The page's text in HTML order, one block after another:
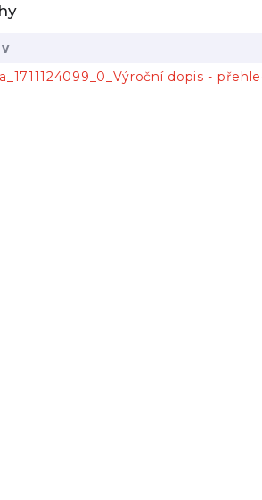
dopis -